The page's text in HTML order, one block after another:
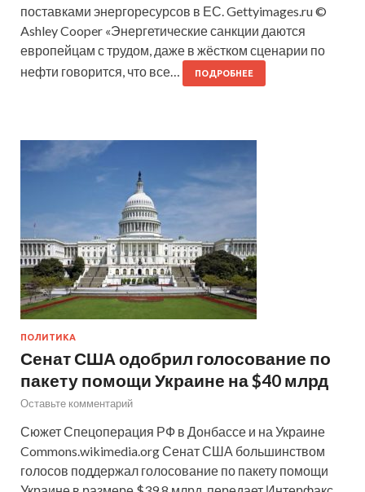
поставками энергоресурсов в ЕС. Gettyimages.ru ©
Ashley Cooper «Энергетические санкции даются
европейцам с трудом, даже в жёстком сценарии по
нефти говорится, что все…
ПОДРОБНЕЕ
ПОЛИТИКА
Сенат США одобрил голосование по
пакету помощи Украине на $40 млрд
Оставьте комментарий
Сюжет Спецоперация РФ в Донбассе и на Украине
Commons.wikimedia.org Сенат США большинством
голосов поддержал голосование по пакету помощи